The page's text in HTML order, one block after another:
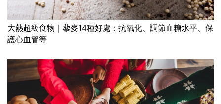
大熱超級食物｜藜麥14種好處：抗氧化、調節血糖水平、保
護心血管等